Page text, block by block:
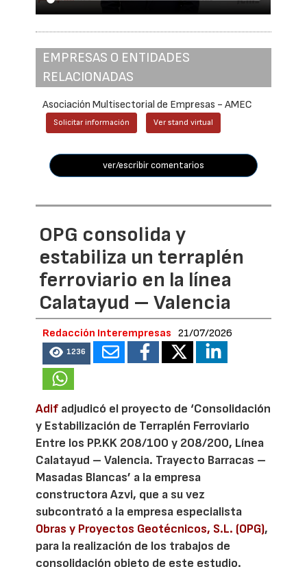
EMPRESAS O ENTIDADES
RELACIONADAS
Asociación Multisectorial de Empresas - AMEC
Solicitar información Ver stand virtual
ver/escribir comentarios
OPG consolida y
estabiliza un terraplén
ferroviario en la línea
Calatayud – Valencia
Redacción Interempresas 21/07/2026
1236
Adif adjudicó el proyecto de ‘Consolidación
y Estabilización de Terraplén Ferroviario
Entre los PP.KK 208/100 y 208/200, Línea
Calatayud – Valencia. Trayecto Barracas –
Masadas Blancas’ a la empresa
constructora Azvi, que a su vez
subcontrató a la empresa especialista
Obras y Proyectos Geotécnicos, S.L. (OPG),
para la realización de los trabajos de
consolidación objeto de este estudio.